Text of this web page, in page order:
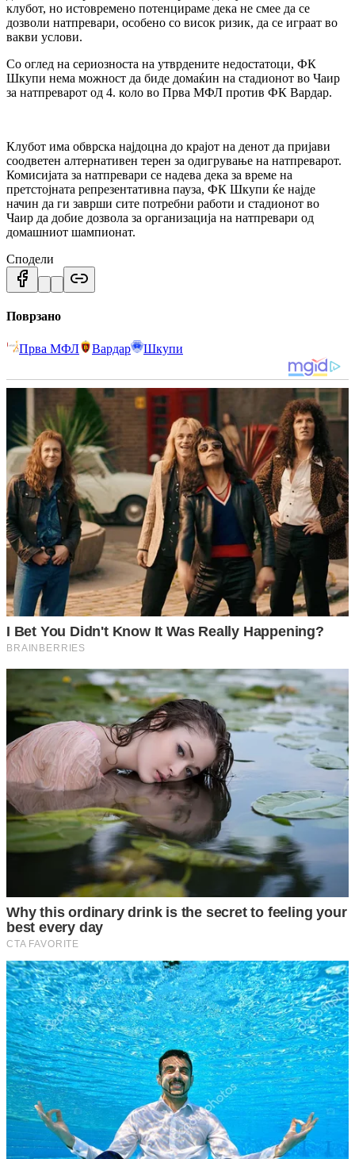
клубот, но истовремено потенцираме дека не смее да се
дозволи натпревари, особено со висок ризик, да се играат во
вакви услови.
Со оглед на сериозноста на утврдените недостатоци, ФК
Шкупи нема можност да биде домаќин на стадионот во Чаир
за натпреварот од 4. коло во Прва МФЛ против ФК Вардар.
Клубот има обврска најдоцна до крајот на денот да пријави
соодветен алтернативен терен за одигрување на натпреварот.
Комисијата за натпревари се надева дека за време на
претстојната репрезентативна пауза, ФК Шкупи ќе најде
начин да ги заврши сите потребни работи и стадионот во
Чаир да добие дозвола за организација на натпревари од
домашниот шампионат.
Сподели
Поврзано
Прва МФЛ Вардар Шкупи